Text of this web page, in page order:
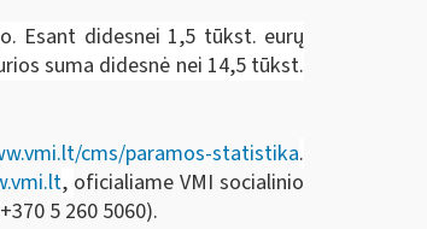
Esant didesnei 1,5 tūkst. eurų
suma didesnė nei 14,5 tūkst.
cms/paramos-statistika.
, oficialiame VMI socialinio
5 260 5060).